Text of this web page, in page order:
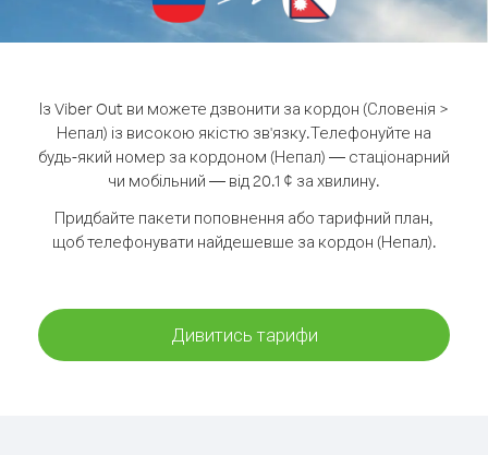
Із Viber Out ви можете дзвонити за кордон (Словенія >
Непал) із високою якістю зв'язку.Телефонуйте на
будь-який номер за кордоном (Непал) — стаціонарний
чи мобільний — від 20.1 ¢ за хвилину.
Придбайте пакети поповнення або тарифний план,
щоб телефонувати найдешевше за кордон (Непал).
Дивитись тарифи